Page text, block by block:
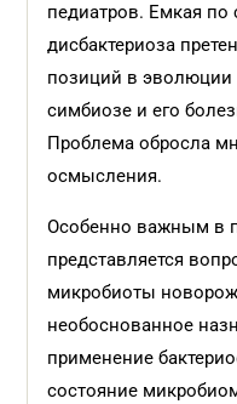
педиатров. Емкая по
дисбактериоза
позиций в эволюции
симбиозе и его
Проблема обросла
осмысления.
Особенно важным в
представляется
микробиоты
необоснованное
применение
состояние